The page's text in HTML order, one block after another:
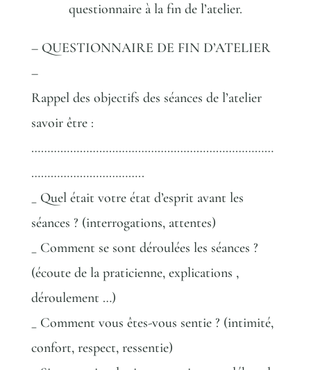
questionnaire à la fin de l’atelier.
– QUESTIONNAIRE DE FIN D’ATELIER
–
Rappel des objectifs des séances de l’atelier
savoir être :
…………………………………………………………………
……………………………..
_ Quel était votre état d’esprit avant les
séances ? (interrogations, attentes)
_ Comment se sont déroulées les séances ?
(écoute de la praticienne, explications ,
déroulement …)
_ Comment vous êtes-vous sentie ? (intimité,
confort, respect, ressentie)